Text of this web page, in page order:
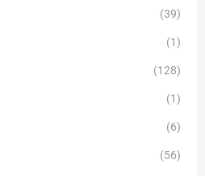
(39)
(1)
(128)
(1)
(6)
(56)